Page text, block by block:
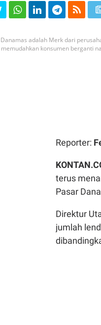
Danamas adalah Merk dari
konsumen berganti
Reporter:
terus
Pasar
Direktur
jumlah